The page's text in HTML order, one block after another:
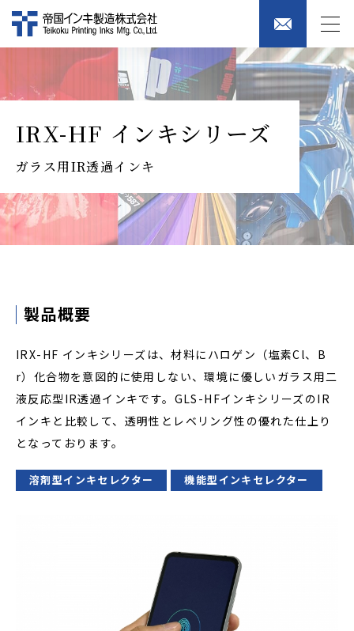
IRX-HF インキシリーズ
ガラス用IR透過インキ
製品概要
IRX-HF インキシリーズは、材料にハロゲン（塩素Cl、B
r）化合物を意図的に使用しない、環境に優しいガラス用二
液反応型IR透過インキです。GLS-HFインキシリーズのIR
インキと比較して、透明性とレベリング性の優れた仕上り
となっております。
溶剤型インキセレクター 機能型インキセレクター